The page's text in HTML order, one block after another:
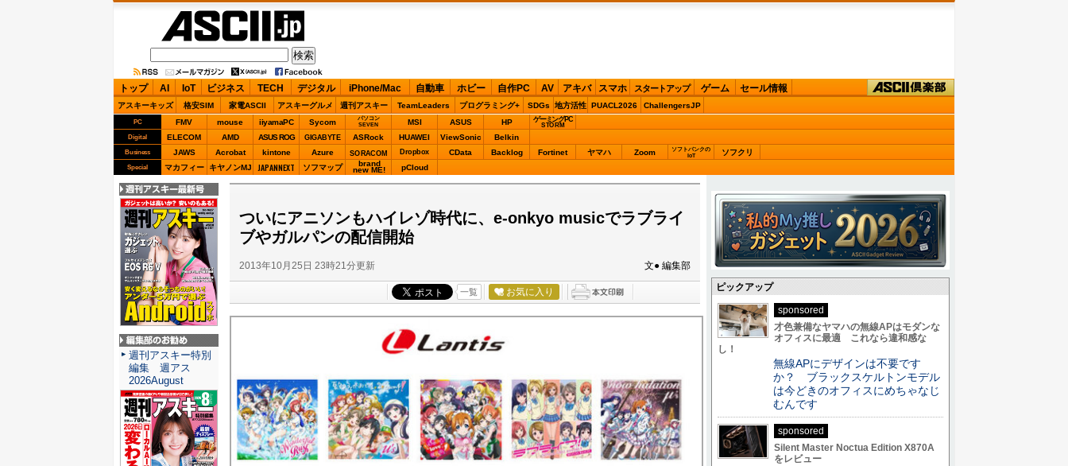
ASCII.jp
トップ AI IoT ビジネス TECH デジタル iPhone/Mac 自動車 ホビー 自作PC AV アキバ スマホ スタートアップ ゲーム セール情報
アスキーキッズ 格安SIM 家電ASCII アスキーグルメ 週刊アスキー TeamLeaders プログラミング+ SDGs 地方活性 PUACL2026 ChallengersJP
PC FMV mouse iiyamaPC Sycom
パソコン
SEVEN
MSI ASUS HP ゲーミングPC
STORM
Digital ELECOM AMD ASUS ROG GIGABYTE ASRock HUAWEI ViewSonic Belkin
Business JAWS Acrobat kintone Azure SORACOM Dropbox CData Backlog Fortinet ヤマハ Zoom
ソフトバンクの
IoT
ソフクリ
Special マカフィー キヤノンMJ JAPANNEXT ソフマップ brand
new ME! pCloud
ついにアニソンもハイレゾ時代に、e-onkyo musicでラブライ
ブやガルパンの配信開始
2013年10月25日 23時21分更新 文● 編集部
一覧 お気に入り
週刊アスキー最新
号
編集部のお勧め
週刊アスキー特別
編集 週アス
2026August
ピックアップ
sponsored
才色兼備なヤマハの無線APはモダンな
オフィスに最適 これなら違和感な
し！
無線APにデザインは不要です
か？ ブラックスケルトンモデル
は今どきのオフィスにめちゃなじ
むんです
sponsored
Silent Master Noctua Edition X870A
をレビュー